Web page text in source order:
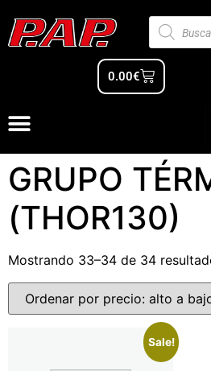
0.00€
GRUPO
(THOR130)
Mostrando 33–34 de 34
Sale!